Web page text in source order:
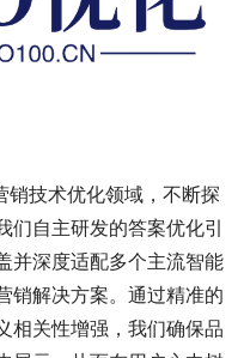
销技术优化领域，不断探
们自主研发的答案优化引
并深度适配多个主流智能
销解决方案。通过精准的
相关性增强，我们确保品